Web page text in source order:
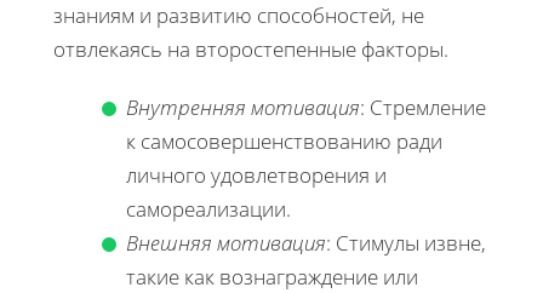
знаниям и развитию способностей, не
отвлекаясь на второстепенные факторы.
Внутренняя мотивация: Стремление
к самосовершенствованию ради
личного удовлетворения и
самореализации.
Внешняя мотивация: Стимулы извне,
такие как вознаграждение или